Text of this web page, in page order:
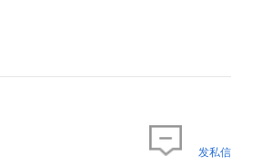
发私信